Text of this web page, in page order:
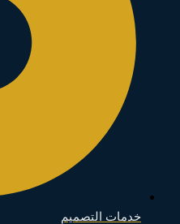
خدمات التصميم